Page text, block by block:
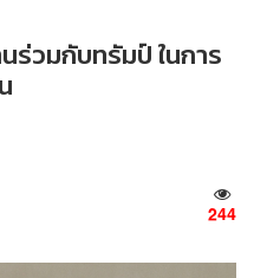
วมกับทรัมป์ ในการ
244